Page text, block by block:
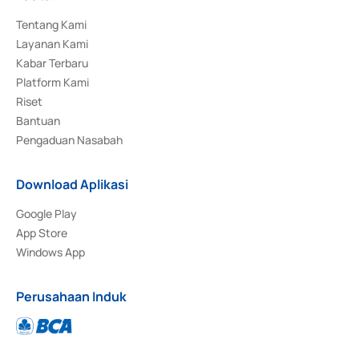
Tentang Kami
Layanan Kami
Kabar Terbaru
Platform Kami
Riset
Bantuan
Pengaduan Nasabah
Download Aplikasi
Google Play
App Store
Windows App
Perusahaan Induk